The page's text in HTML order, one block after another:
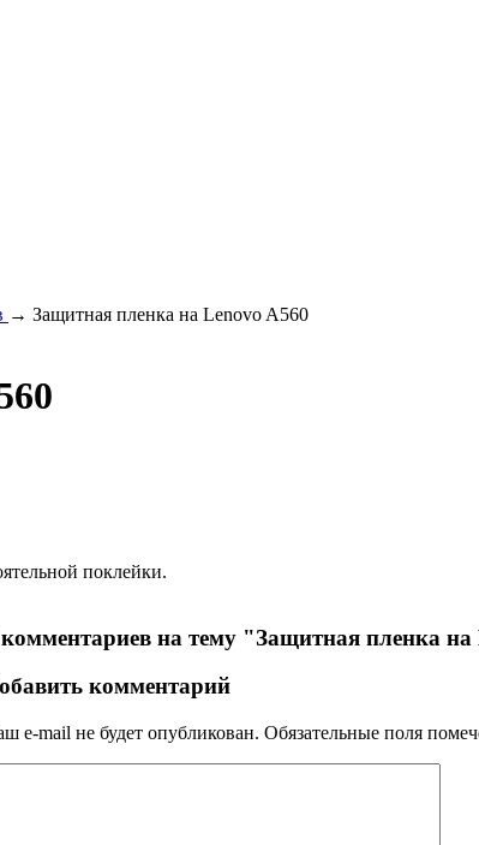
→ Защитная пленка на Lenovo A560
поклейки.
на тему "Защитная пленка
комментарий
e-mail не будет опубликован. Обязательные поля